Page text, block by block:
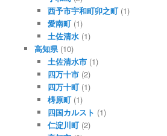
西予市宇和町卯之町 (1)
愛南町 (1)
土佐清水 (1)
高知県(10)
土佐清水市 (1)
四万十市 (2)
四万十町 (1)
梼原町 (1)
四国カルスト (1)
仁淀川町 (2)